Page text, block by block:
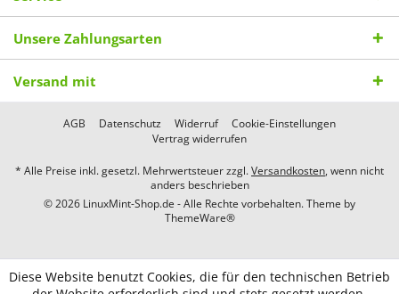
Unsere Zahlungsarten
Versand mit
AGB Datenschutz Widerruf
Cookie-Einstellungen
Vertrag widerrufen
* Alle Preise inkl. gesetzl. Mehrwertsteuer zzgl.Versandkosten, wenn nicht
anders beschrieben
© 2026 LinuxMint-Shop.de - Alle Rechte vorbehalten. Theme by
ThemeWare®
Diese Website benutzt Cookies, die für den technischen Betrieb